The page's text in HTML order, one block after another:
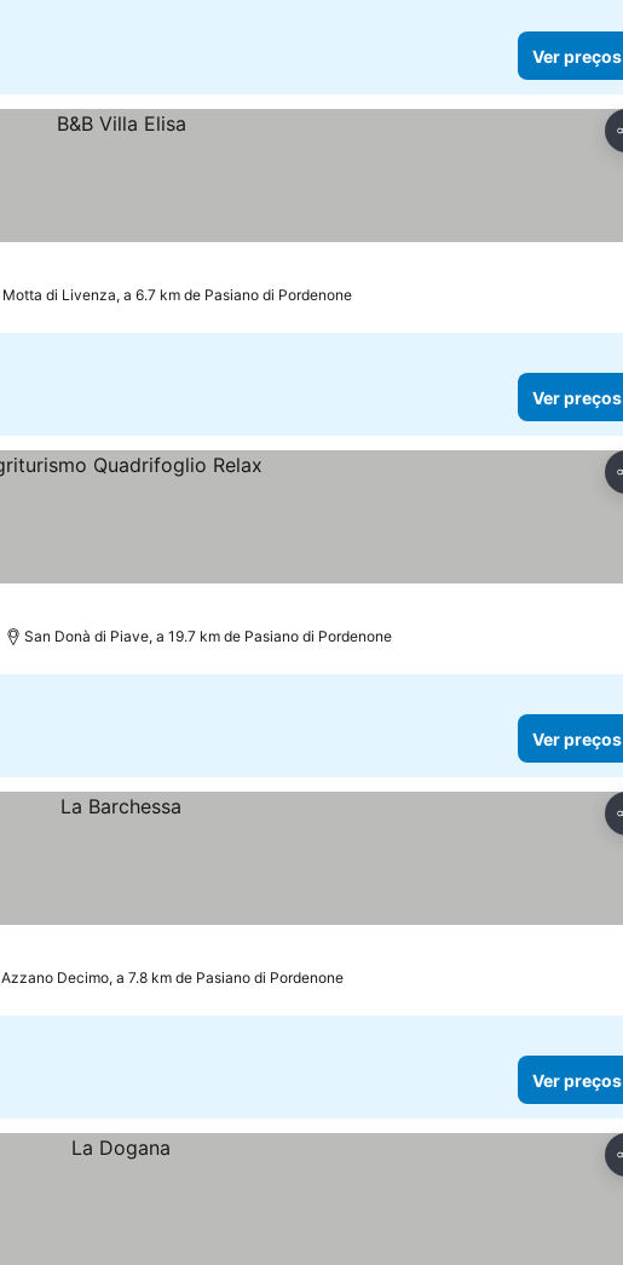
Ver preços
Motta di Livenza, a 6.7 km de Pasiano di Pordenone
Ver preços
San Donà di Piave, a 19.7 km de Pasiano di Pordenone
Ver preços
Azzano Decimo, a 7.8 km de Pasiano di Pordenone
Ver preços